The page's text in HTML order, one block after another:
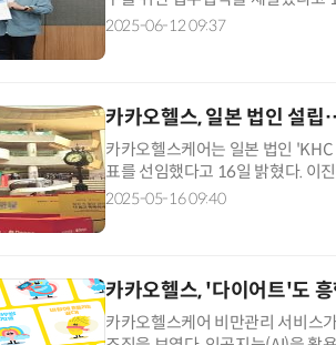
울병원은 디지털 헬스케어 기술
2025-06-12 09:37
카카오헬스, 일본 법인 설
카카오헬스케어는 일본 법인
표를 선임했다고 16일 밝혔다. 이
성, 사이버드코리아, 글로벌택스
2025-05-16 09:40
카카오헬스, '다이어트'도
카카오헬스케어 비만관리 서비스